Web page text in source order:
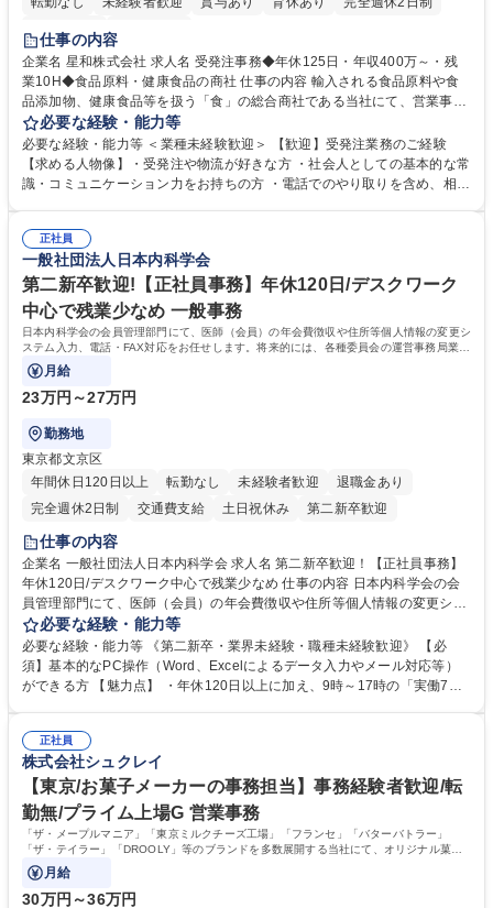
交通費支給
仕事の内容
企業名 星和株式会社 求人名 受発注事務◆年休125日・年収400万～・残
業10H◆食品原料・健康食品の商社 仕事の内容 輸入される食品原料や食
品添加物、健康食品等を扱う「食」の総合商社である当社にて、営業事務
として営業サポートや書類作成、データ入力、電話対応などの業務をお任
せします。 ・受注／出荷指示／売上管理／仕入管理／在庫管理／お客様や
倉庫と電話確認など、販売に関わる事務、営業サポートをお願いします。
・入社後は商品について覚えることから始め、先輩社員OJTと共に業務を
万～・残業10H◆食品原料・健康食品の商社
必要な経験・能力等
必要な経験・能力等 ＜業種未経験歓迎＞ 【歓迎】受発注業務のご経験
【求める人物像】・受発注や物流が好きな方 ・社会人としての基本的な常
識・コミュニケーション力をお持ちの方 ・電話でのやり取りを含め、相手
演算ができる方 ・業務ルールや指示を理解し、行動できる方 学歴・資格
学歴：大学院 大学 短大 語学力： 資格：
正社員
一般社団法人日本内科学会
第二新卒歓迎!【正社員事務】年休120日/デスクワーク
中心で残業少なめ 一般事務
日本内科学会の会員管理部門にて、医師（会員）の年会費徴収や住所等個人情報の変更シ
ステム入力、電話・FAX対応をお任せします。将来的には、各種委員会の運営事務局業務
などにも幅広く携わっていただきます。
月給
23万円～27万円
勤務地
東京都文京区
年間休日120日以上
転勤なし 未経験者歓迎
退職金あり
完全週休2日制
交通費支給 土日祝休み 第二新卒歓迎
仕事の内容
企業名 一般社団法人日本内科学会 求人名 第二新卒歓迎！【正社員事務】
年休120日/デスクワーク中心で残業少なめ 仕事の内容 日本内科学会の会
員管理部門にて、医師（会員）の年会費徴収や住所等個人情報の変更シス
テム入力、電話・FAX対応をお任せします。将来的には、各種委員会の運
営事務局業務などにも幅広く携わっていただきます。 【会員管理・データ
入力業務】 ・医師（会員）の住所変更、個人情報のシステム登録・更新
・年会費の徴収管理や入金データの照合確認 【問い合わせ対応】 ・会員
年休120日/デスクワーク中心で残業少なめ
必要な経験・能力等
必要な経験・能力等 《第二新卒・業界未経験・職種未経験歓迎》 【必
須】基本的なPC操作（Word、Excelによるデータ入力やメール対応等）
ができる方 【魅力点】 ・年休120日以上に加え、9時～17時の「実働7時
整、資料作成、当日の運営サポート 学歴・資格 学歴：大学院 大学 語学
力： 資格：
正社員
株式会社シュクレイ
【東京/お菓子メーカーの事務担当】事務経験者歓迎/転
勤無/プライム上場G 営業事務
「ザ・メープルマニア」「東京ミルクチーズ工場」「フランセ」「バターバトラー」
「ザ・テイラー」「DROOLY」等のブランドを多数展開する当社にて、オリジナル菓子
ブランド商品の事務業務をお任せいたします。
月給
30万円～36万円